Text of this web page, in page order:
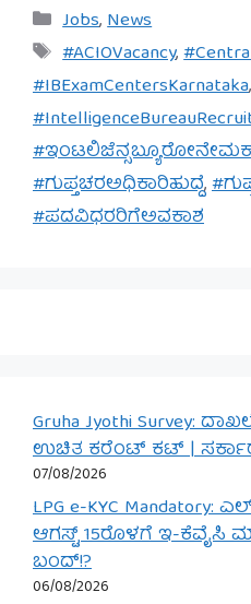
Categories
Jobs,News
Tags
#ACIOVacancy,
#IBExamCentersKarnataka,
#ಗುಪ್ತಚರಅಧಿಕಾರಿಹುದ್ದೆ,
#ಪದವಿಧರರಿಗೆಅವಕಾಶ
Gruha Jyothi Survey:
ಉಚಿತ ಕರೆಂಟ್ ಕಟ್ |
07/08/2026
LPG e-KYC
ಆಗಸ್ಟ್ 15ರೊಳಗೆ ಇ-ಕೆವೈಸಿ
ಬಂದ್!?
06/08/2026